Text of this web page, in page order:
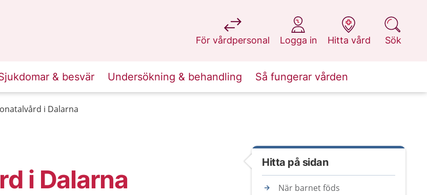
För vårdpersonal
på 1177.se
Logga in
på 1177.se
Hitta vård
på 1177.se
Sök
på 1177.se
& besvär Undersökning & behandling Så fungerar vården
i Dalarna
i Dalarna
Hitta på sidan
När barnet föds